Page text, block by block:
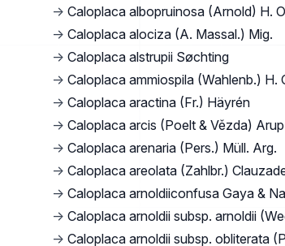
→ Caloplaca albopruinosa (Arnold) H.
→ Caloplaca alociza (A. Massal.) Mig.
→ Caloplaca alstrupii Søchting
→ Caloplaca ammiospila (Wahlenb.) H.
→ Caloplaca aractina (Fr.) Häyrén
→ Caloplaca arcis (Poelt & Vězda) Arup
→ Caloplaca arenaria (Pers.) Müll. Arg.
→ Caloplaca areolata (Zahlbr.)
→ Caloplaca arnoldiiconfusa Gaya &
→ Caloplaca arnoldii subsp. arnoldii
→ Caloplaca arnoldii subsp. obliterata